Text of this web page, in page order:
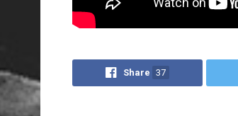
Share 37